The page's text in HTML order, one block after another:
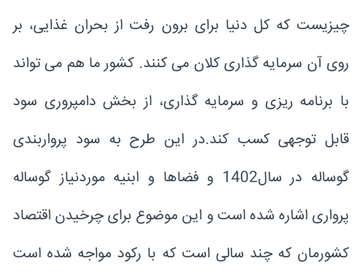
چیزیست که کل دنیا برای برون رفت از بحران غذایی، بر
روی آن سرمایه گذاری کلان می کنند. کشور ما هم می تواند
با برنامه ریزی و سرمایه گذاری، از بخش دامپروری سود
قابل توجهی کسب کند.در این طرح به سود پرواربندی
گوساله در سال1402 و فضاها و ابنیه موردنیاز گوساله
پرواری اشاره شده است و این موضوع برای چرخیدن اقتصاد
کشورمان که چند سالی است که با رکود مواجه شده است